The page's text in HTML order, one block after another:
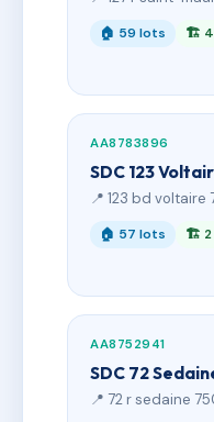
🏠 59 lots 🏗 4
AA8783896
SDC 123
📍 123 bd voltaire
🏠 57 lots 🏗 2
AA8752941
SDC 72
📍 72 r sedaine